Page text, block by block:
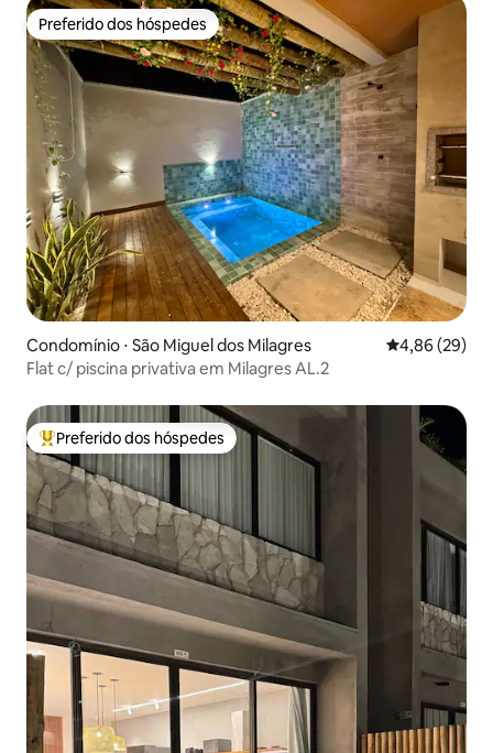
Preferido dos hóspedes
Preferido dos hóspedes
Condomínio ⋅ São Miguel dos Milagres 4,86 de uma
4,86 (29)
Flat c/ piscina privativa em Milagres AL.2
Entre os melhores preferidos dos hóspedes
Preferido dos hóspedes